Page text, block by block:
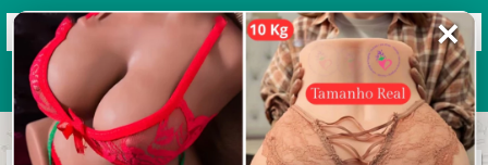
Grupos de WhatsApp 2026
+ Enviar grupo
✕